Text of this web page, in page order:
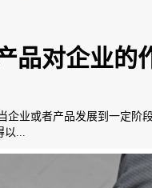
品对企业的
企业或者产品发展到一定
以...